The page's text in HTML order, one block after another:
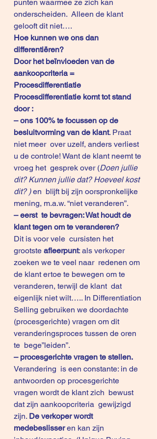
punten waarmee ze zich kan
onderscheiden.  Alleen de klant
gelooft dit niet….
Hoe kunnen we ons dan
differentiëren?
Door het beïnvloeden van de
aankoopcriteria =
Procesdifferentiatie
Procesdifferentiatie komt tot stand
door :
– ons 100% te focussen op de
besluitvorming van de klant. Praat
niet meer  over uzelf, anders verliest
u de controle! Want de klant neemt te
vroeg het  gesprek over (Doen jullie
dit? Kunnen jullie dat? Hoeveel kost
dit? ) en  blijft bij zijn oorspronkelijke
mening, m.a.w. “niet veranderen”.
– eerst  te bevragen: Wat houdt de
klant tegen om te veranderen?
Dit is voor vele  cursisten het
grootste afleerpunt: als verkoper
zoeken we te veel naar  redenen om
de klant ertoe te bewegen om te
veranderen, terwijl de klant  dat
eigenlijk niet wilt….. In Differentiation
Selling gebruiken we doordachte
(procesgerichte) vragen om dit
veranderingsproces tussen de oren
te  bege”leiden”.
– procesgerichte vragen te stellen.
Verandering  is een constante: in de
antwoorden op procesgerichte
vragen wordt de klant zich  bewust
dat zijn aankoopcriteria  gewijzigd
zijn. De verkoper wordt
medebeslisser en kan zijn